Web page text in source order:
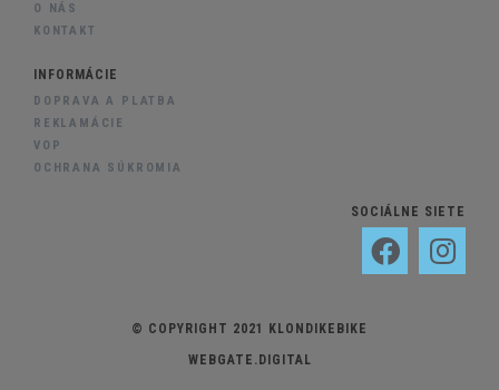
O NÁS
KONTAKT
INFORMÁCIE
DOPRAVA A PLATBA
REKLAMÁCIE
VOP
OCHRANA SÚKROMIA
SOCIÁLNE SIETE
© COPYRIGHT 2021 KLONDIKEBIKE
WEBGATE.DIGITAL